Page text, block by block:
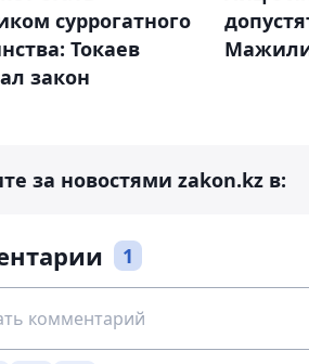
суррогатного
Токаев
закон
за новостями zakon.kz в:
1